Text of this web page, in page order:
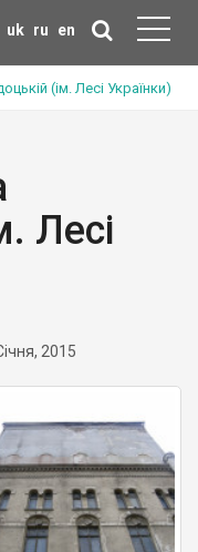
uk ru en
(ім. Лесі Українки)
Лесі
2015